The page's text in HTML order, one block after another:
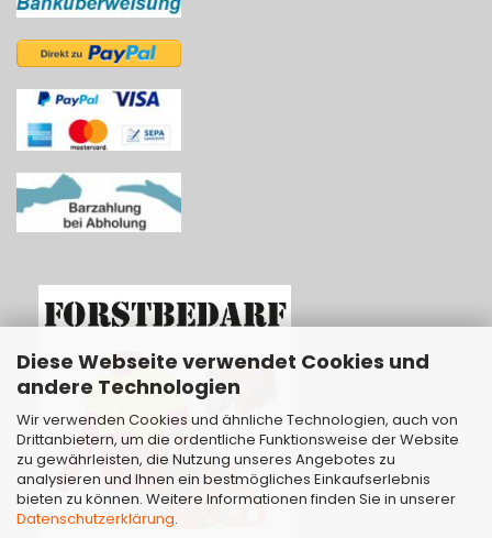
Diese Webseite verwendet Cookies und
andere Technologien
Wir verwenden Cookies und ähnliche Technologien, auch von
Drittanbietern, um die ordentliche Funktionsweise der Website
zu gewährleisten, die Nutzung unseres Angebotes zu
analysieren und Ihnen ein bestmögliches Einkaufserlebnis
bieten zu können. Weitere Informationen finden Sie in unserer
Datenschutzerklärung.